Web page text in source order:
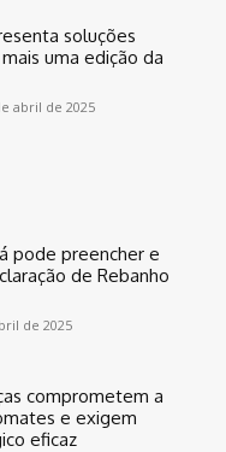
soluções
uma edição da
abril de 2025
pode preencher e
de Rebanho
de 2025
comprometem a
e exigem
eficaz